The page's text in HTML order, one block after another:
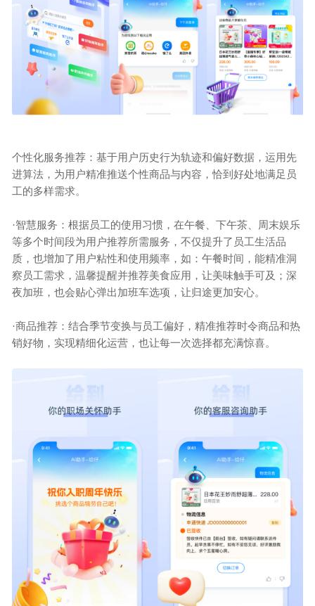
个性化服务推荐：基于用户历史行为轨迹和偏好数据，运用先
进算法，为用户精准推送个性商品与内容，恰到好处地满足员
工的多样需求。
·智慧服务：根据员工的使用习惯，在午餐、下午茶、周末娱乐
等多个时间段为用户推荐所需服务，不仅提升了员工生活品
质，也增加了用户粘性和使用频率，如：午餐时间，能精准洞
察员工需求，温馨提醒并推荐美食应用，让美味触手可及；深
夜加班，也会贴心弹出加班车选项，让归途更加安心。
·商品推荐：结合季节变换与员工偏好，精准推荐时令商品和热
销好物，实现精细化运营，也让每一次选择都充满惊喜。